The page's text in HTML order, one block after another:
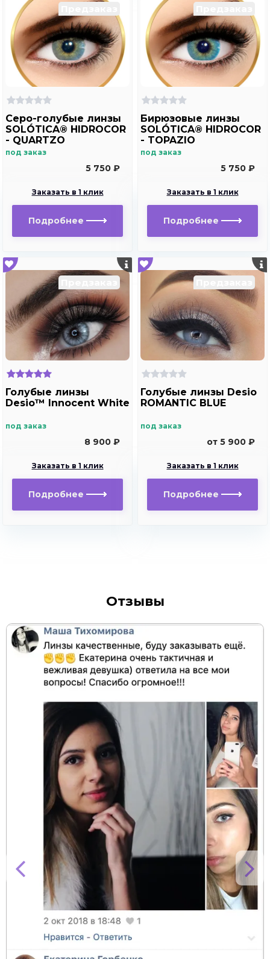
Серо-голубые линзы
SOLÓTICA® HIDROCOR
- QUARTZO
под заказ
5 750 ₽
Заказать в 1 клик
Подробнее
Бирюзовые линзы
SOLÓTICA® HIDROCOR
- TOPAZIO
под заказ
5 750 ₽
Заказать в 1 клик
Подробнее
Голубые линзы
Desio™ Innocent White
под заказ
8 900 ₽
Заказать в 1 клик
Подробнее
Голубые линзы Desio
ROMANTIC BLUE
под заказ
от 5 900 ₽
Заказать в 1 клик
Подробнее
Отзывы